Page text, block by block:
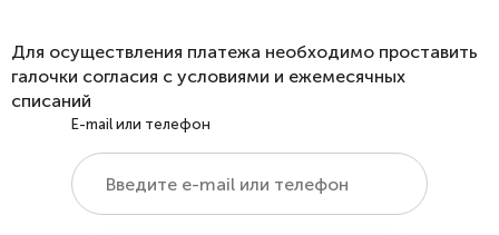
Для осуществления платежа необходимо проставить
галочки согласия с условиями и ежемесячных
списаний
E-mail или телефон